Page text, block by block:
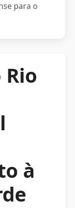
para o
Rio
à